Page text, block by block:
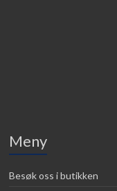
Meny
Besøk oss i butikken